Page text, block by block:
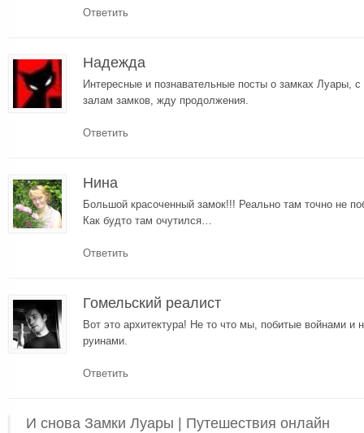
Ответить
Надежда
Интересные и познавательные посты о замках Луары, с
залам замков, жду продолжения.
Ответить
Нина
Большой красоченный замок!!! Реально там точно не
Как будто там очутился…
Ответить
Гомельский реалист
Вот это архитектура! Не то что мы, побитые войнами и
руинами.
Ответить
И снова Замки Луары | Путешествия онлайн